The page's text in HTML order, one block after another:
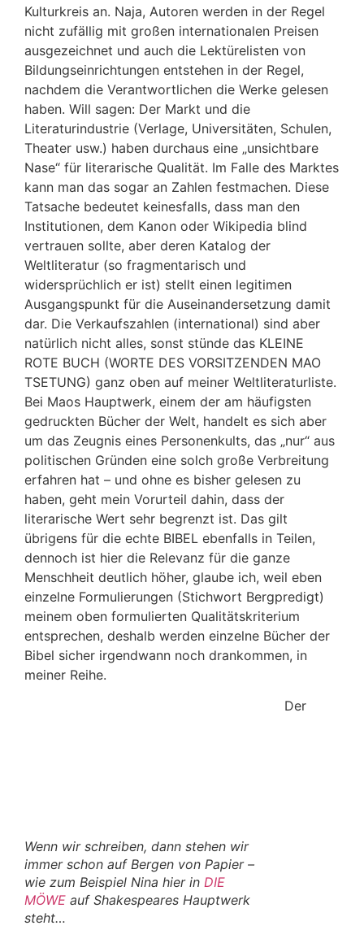
Kulturkreis an. Naja, Autoren werden in der Regel
nicht zufällig mit großen internationalen Preisen
ausgezeichnet und auch die Lektürelisten von
Bildungseinrichtungen entstehen in der Regel,
nachdem die Verantwortlichen die Werke gelesen
haben. Will sagen: Der Markt und die
Literaturindustrie (Verlage, Universitäten, Schulen,
Theater usw.) haben durchaus eine „unsichtbare
Nase“ für literarische Qualität. Im Falle des Marktes
kann man das sogar an Zahlen festmachen. Diese
Tatsache bedeutet keinesfalls, dass man den
Institutionen, dem Kanon oder Wikipedia blind
vertrauen sollte, aber deren Katalog der
Weltliteratur (so fragmentarisch und
widersprüchlich er ist) stellt einen legitimen
Ausgangspunkt für die Auseinandersetzung damit
dar. Die Verkaufszahlen (international) sind aber
natürlich nicht alles, sonst stünde das KLEINE
ROTE BUCH (WORTE DES VORSITZENDEN MAO
TSETUNG) ganz oben auf meiner Weltliteraturliste.
Bei Maos Hauptwerk, einem der am häufigsten
gedruckten Bücher der Welt, handelt es sich aber
um das Zeugnis eines Personenkults, das „nur“ aus
politischen Gründen eine solch große Verbreitung
erfahren hat – und ohne es bisher gelesen zu
haben, geht mein Vorurteil dahin, dass der
literarische Wert sehr begrenzt ist. Das gilt
übrigens für die echte BIBEL ebenfalls in Teilen,
dennoch ist hier die Relevanz für die ganze
Menschheit deutlich höher, glaube ich, weil eben
einzelne Formulierungen (Stichwort Bergpredigt)
meinem oben formulierten Qualitätskriterium
entsprechen, deshalb werden einzelne Bücher der
Bibel sicher irgendwann noch drankommen, in
meiner Reihe.
Wenn wir schreiben, dann stehen wir
immer schon auf Bergen von Papier –
wie zum Beispiel Nina hier in DIE
MÖWE auf Shakespeares Hauptwerk
steht…
Der